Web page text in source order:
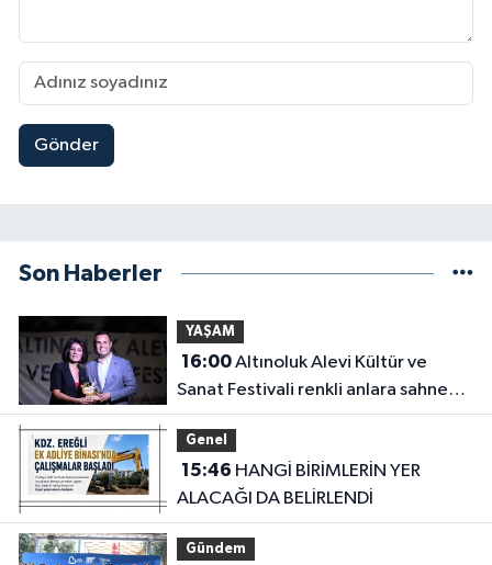
Gönder
Son Haberler
YAŞAM
16:00Altınoluk Alevi Kültür ve
Sanat Festivali renkli anlara sahne
oldu
Genel
15:46
ALACAĞI DA BELİRLENDİ
Gündem